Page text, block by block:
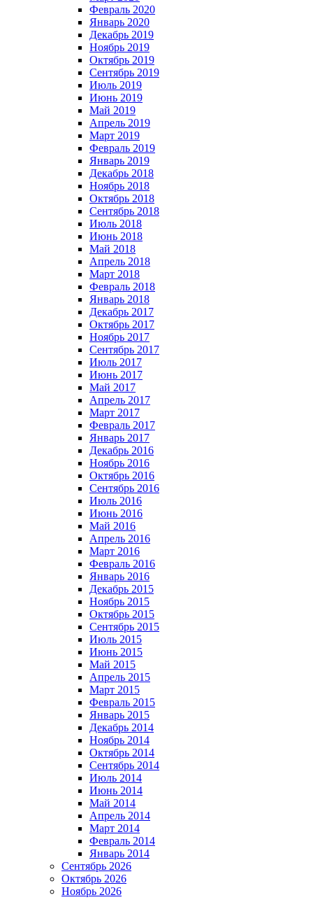
Февраль 2020
Январь 2020
Декабрь 2019
Ноябрь 2019
Октябрь 2019
Сентябрь 2019
Июль 2019
Июнь 2019
Май 2019
Апрель 2019
Март 2019
Февраль 2019
Январь 2019
Декабрь 2018
Ноябрь 2018
Октябрь 2018
Сентябрь 2018
Июль 2018
Июнь 2018
Май 2018
Апрель 2018
Март 2018
Февраль 2018
Январь 2018
Декабрь 2017
Октябрь 2017
Ноябрь 2017
Сентябрь 2017
Июль 2017
Июнь 2017
Май 2017
Апрель 2017
Март 2017
Февраль 2017
Январь 2017
Декабрь 2016
Ноябрь 2016
Октябрь 2016
Сентябрь 2016
Июль 2016
Июнь 2016
Май 2016
Апрель 2016
Март 2016
Февраль 2016
Январь 2016
Декабрь 2015
Ноябрь 2015
Октябрь 2015
Сентябрь 2015
Июль 2015
Июнь 2015
Май 2015
Апрель 2015
Март 2015
Февраль 2015
Январь 2015
Декабрь 2014
Ноябрь 2014
Октябрь 2014
Сентябрь 2014
Июль 2014
Июнь 2014
Май 2014
Апрель 2014
Март 2014
Февраль 2014
Январь 2014
Сентябрь 2026
Октябрь 2026
Ноябрь 2026